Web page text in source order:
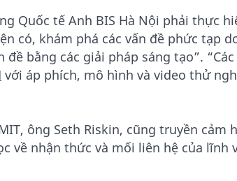
Quốc tế Anh BIS Hà Nội phải thực
có, khám phá các vấn đề phức tạp
bằng các giải pháp sáng tạo”.
với áp phích, mô hình và video thử
ông Seth Riskin, cũng truyền cảm
về nhận thức và mối liên hệ của lĩnh